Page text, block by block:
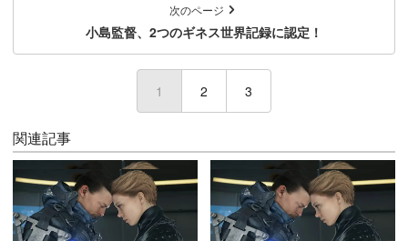
次のページ
小島監督、2つのギネス世界記録に認定！
1 (current)
2 3
関連記事